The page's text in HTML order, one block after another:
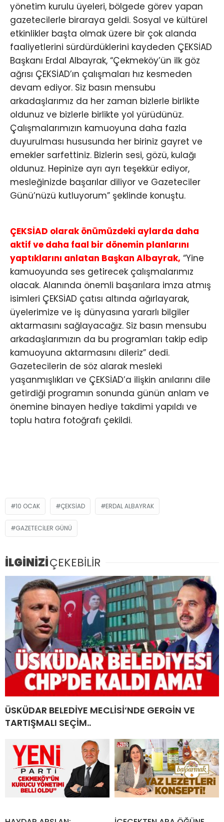
yönetim kurulu üyeleri, bölgede görev yapan
gazetecilerle biraraya geldi. Sosyal ve kültürel
etkinlikler başta olmak üzere bir çok alanda
faaliyetlerini sürdürdüklerini kaydeden ÇEKSİAD
Başkanı Erdal Albayrak, “Çekmeköy’ün ilk göz
ağrısı ÇEKSİAD’ın çalışmaları hız kesmeden
devam ediyor. Siz basın mensubu
arkadaşlarımız da her zaman bizlerle birlikte
oldunuz ve bizlerle birlikte yol yürüdünüz.
Çalışmalarımızın kamuoyuna daha fazla
duyurulması hususunda her biriniz gayret ve
emekler sarfettiniz. Bizlerin sesi, gözü, kulağı
oldunuz. Hepinize ayrı ayrı teşekkür ediyor,
mesleğinizde başarılar diliyor ve Gazeteciler
Günü’nüzü kutluyorum” şeklinde konuştu.
ÇEKSİAD olarak önümüzdeki aylarda daha
aktif ve daha faal bir dönemin planlarını
yaptıklarını anlatan Başkan Albayrak, “Yine
kamuoyunda ses getirecek çalışmalarımız
olacak. Alanında önemli başarılara imza atmış
isimleri ÇEKSİAD çatısı altında ağırlayarak,
üyelerimize ve iş dünyasına yararlı bilgiler
aktarmasını sağlayacağız. Siz basın mensubu
arkadaşlarımızın da bu programları takip edip
kamuoyuna aktarmasını dileriz” dedi.
Gazetecilerin de söz alarak mesleki
yaşanmışlıkları ve ÇEKSİAD’a ilişkin anılarını dile
getirdiği programın sonunda günün anlam ve
önemine binayen hediye takdimi yapıldı ve
toplu hatıra fotoğrafı çekildi.
10 OCAK ÇEKSİAD ERDAL ALBAYRAK
GAZETECILER GÜNÜ
İLGİNİZİÇEKEBİLİR
ÜSKÜDAR BELEDİYE MECLİSİ’NDE GERGİN VE
TARTIŞMALI SEÇİM..